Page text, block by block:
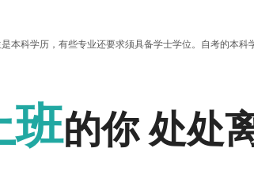
考试时间
本科学历，有些专业还要求须具备学士学位。自考的本
工大学、华南农业大学、华南师范大学、南方医科大学
生在本科专业的选择上，尽量选与自己要报的考研专业
班的你 处处